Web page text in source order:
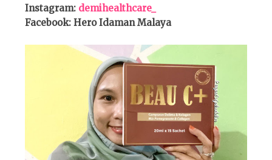
Instagram: demihealthcare_
Facebook: Hero Idaman Malaya